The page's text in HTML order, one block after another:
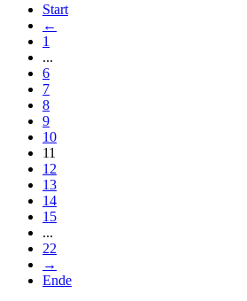
Start
←
1
...
6
7
8
9
10
11
12
13
14
15
...
22
→
Ende